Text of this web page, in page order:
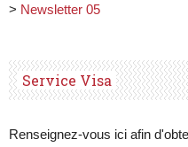
> Newsletter 05
Service Visa
Renseignez-vous ici afin